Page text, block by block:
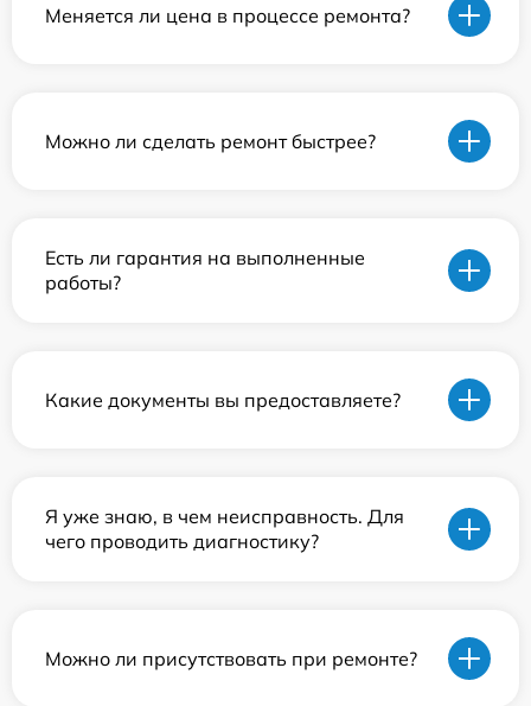
Меняется ли цена в процессе ремонта?
Можно ли сделать ремонт быстрее?
Есть ли гарантия на выполненные
работы?
Какие документы вы предоставляете?
Я уже знаю, в чем неисправность. Для
чего проводить диагностику?
Можно ли присутствовать при ремонте?